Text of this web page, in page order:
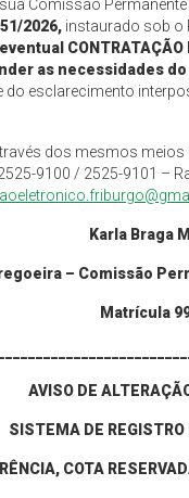
Comissão
/2026, instaurado sob o
as necessidades
do esclarecimento
dos mesmos
9100 / 2525-9101 –
Karla Braga
– Comissão
Matrícula
AVISO DE
SISTEMA DE
COTA